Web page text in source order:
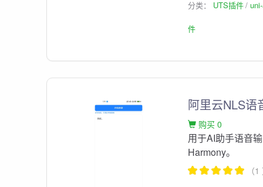
分类： UTS插件
件
阿里云NLS语
购买 0
用于AI助手语音
Harmony。
（